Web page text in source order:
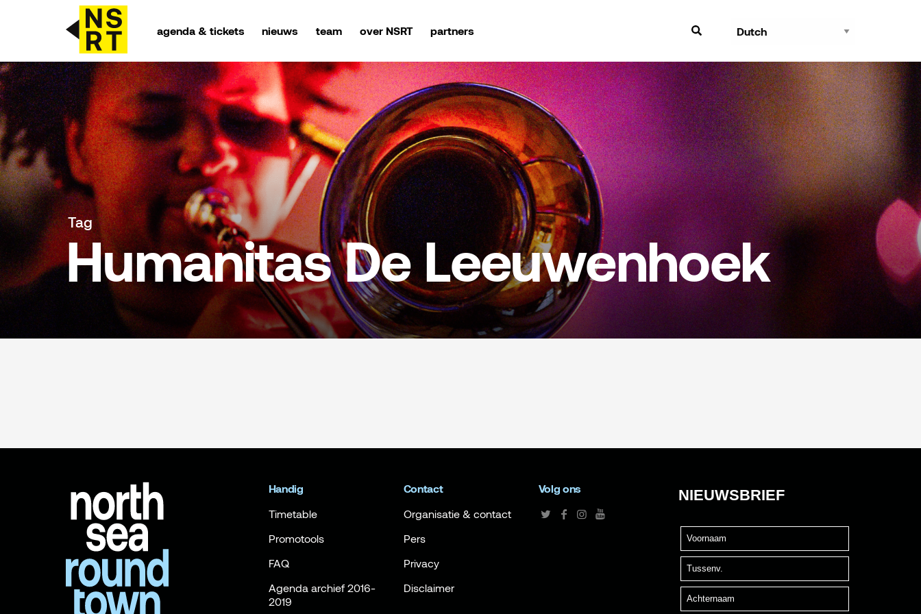
agenda & tickets nieuws team over NSRT partners
agenda & tickets
nieuws
team
over NSRT
partners
Tag
Humanitas De Leeuwenhoek
Handig
Timetable
Promotools
FAQ
Agenda archief 2016-
2019
Contact
Organisatie & contact
Pers
Privacy
Disclaimer
Volg ons